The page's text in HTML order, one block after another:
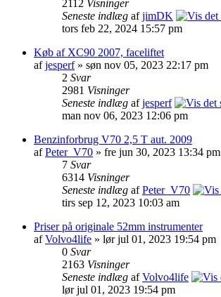
2112 Visninger
Seneste indlæg afjimDK
tors feb 22, 2024 15:57 pm
Køb af XC90 2007, faceliftet
afjesperf» søn nov 05, 2023 22:17 pm
2 Svar
2981 Visninger
Seneste indlæg afjesperf
man nov 06, 2023 12:06 pm
Benzinforbrug V70 2,5 T aut. 2009
afPeter_V70 » fre jun 30, 2023 13:34 pm
7 Svar
6314 Visninger
Seneste indlæg afPeter_V70
tirs sep 12, 2023 10:03 am
Priser på originale 52mm instrumenter
afVolvo4life » lør jul 01, 2023 19:54 pm
0 Svar
2163 Visninger
Seneste indlæg afVolvo4life
lør jul 01, 2023 19:54 pm